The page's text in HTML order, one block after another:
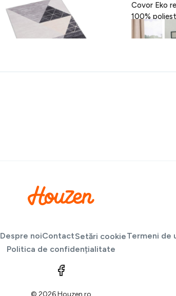
Covor Eva, Heinner, 160 x 230 cm,
100% poliester, gri
189 lei
Covor Eko
418 lei
Despre noiContactSetări cookieTermeni de
Politica de confidențialitate